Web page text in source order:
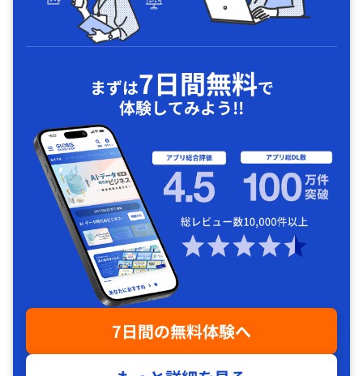
まずは7日間無料で
体験してみよう!!
7日間の無料体験へ